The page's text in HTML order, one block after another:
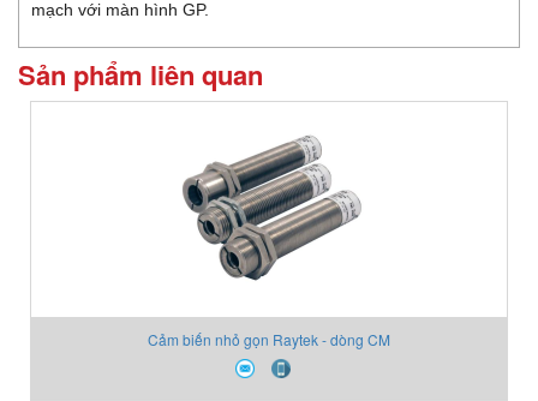
mạch với màn hình GP.
Sản phẩm liên quan
Cảm biến nhỏ gọn Raytek - dòng CM